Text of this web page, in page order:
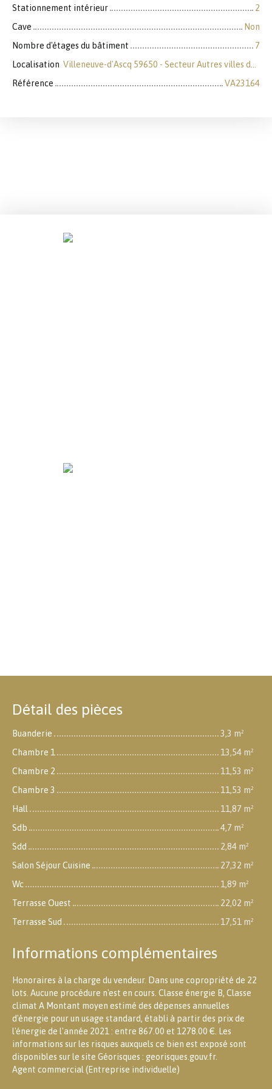
Stationnement intérieur
2
Cave
Non
Nombre d'étages du bâtiment
7
Localisation
Villeneuve-d'Ascq 59650 - Secteur Autres villes du Nord
Référence
VA23164
Détail des pièces
Buanderie
3,3 m²
Chambre 1
13,54 m²
Chambre 2
11,53 m²
Chambre 3
11,53 m²
Hall
11,87 m²
Sdb
4,7 m²
Sdd
2,84 m²
Salon Séjour Cuisine
27,32 m²
Wc
1,89 m²
Terrasse Ouest
22,02 m²
Terrasse Sud
17,51 m²
Informations complémentaires
Honoraires à la charge du vendeur. Dans une copropriété de 22
lots. Aucune procédure n'est en cours. Classe énergie B, Classe
climat A Montant moyen estimé des dépenses annuelles
d'énergie pour un usage standard, établi à partir des prix de
l'énergie de l'année 2021 : entre 867.00 et 1278.00 €. Les
informations sur les risques auxquels ce bien est exposé sont
disponibles sur le site Géorisques : georisques.gouv.fr.
Agent commercial (Entreprise individuelle)